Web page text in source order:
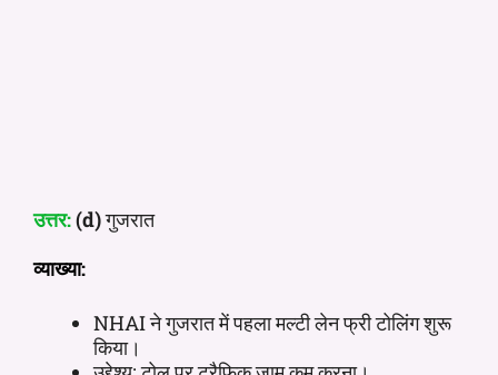
उत्तर:(d)गुजरात
व्याख्या:
NHAI ने गुजरात में पहला मल्टी लेन फ्री टोलिंग शुरू
किया।